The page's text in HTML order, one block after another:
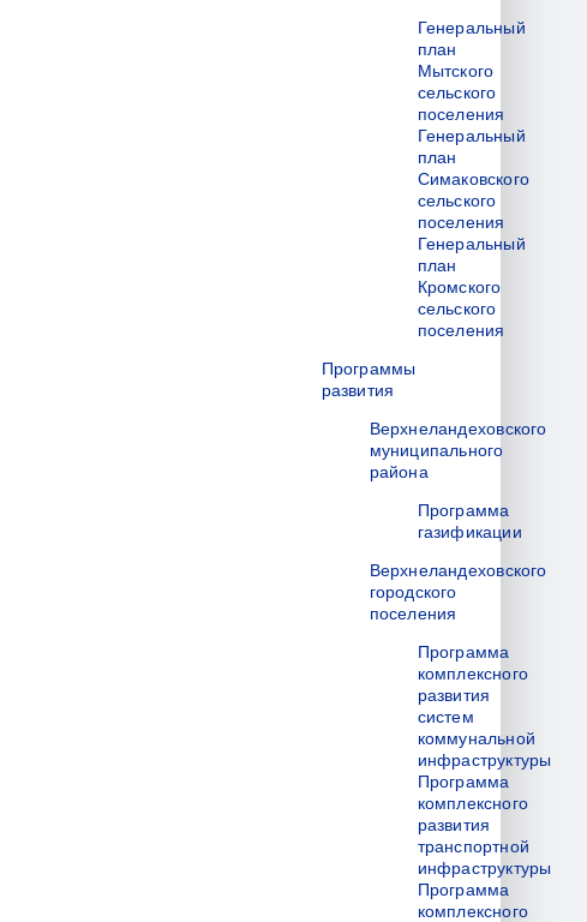
Генеральный
план
Мытского
сельского
поселения
Генеральный
план
Симаковского
сельского
поселения
Генеральный
план
Кромского
сельского
поселения
Программы
развития
Верхнеландеховского
муниципального
района
Программа
газификации
Верхнеландеховского
городского
поселения
Программа
комплексного
развития
систем
коммунальной
инфраструктуры
Программа
комплексного
развития
транспортной
инфраструктуры
Программа
комплексного